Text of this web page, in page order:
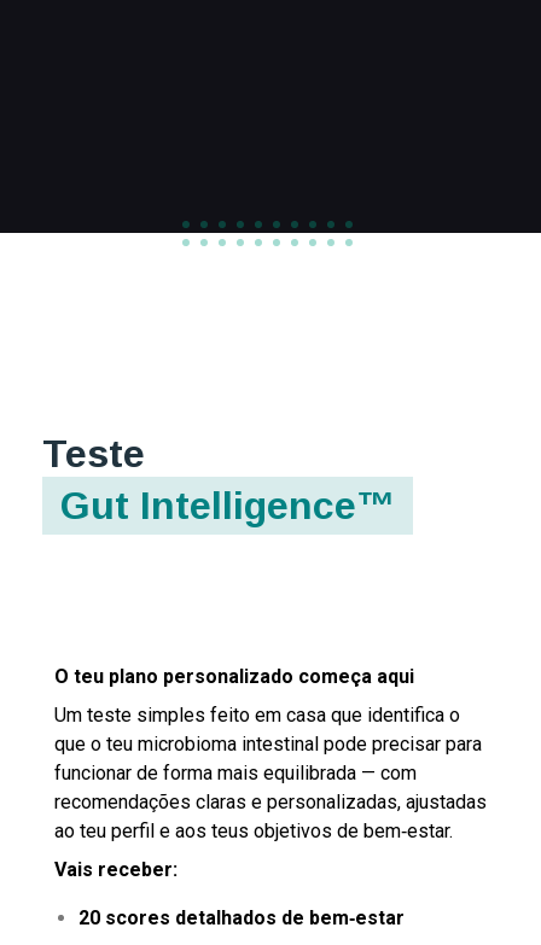
Teste
Gut Intelligence™
O teu plano personalizado começa aqui
Um teste simples feito em casa que identifica o
que o teu microbioma intestinal pode precisar para
funcionar de forma mais equilibrada — com
recomendações claras e personalizadas, ajustadas
ao teu perfil e aos teus objetivos de bem‑estar.
Vais receber:
20 scores detalhados de bem‑estar